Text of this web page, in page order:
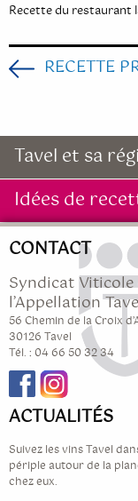
Recette du restaurant
RECETTE
Tavel et sa
Idées de
CONTACT
Syndicat Viticole
l’Appellation
56 Chemin de la Croix
30126 Tavel
Tél. : 04 66 50 32 34
ACTUALITÉS
Suivez les vins Tavel
périple autour de la
chez eux.